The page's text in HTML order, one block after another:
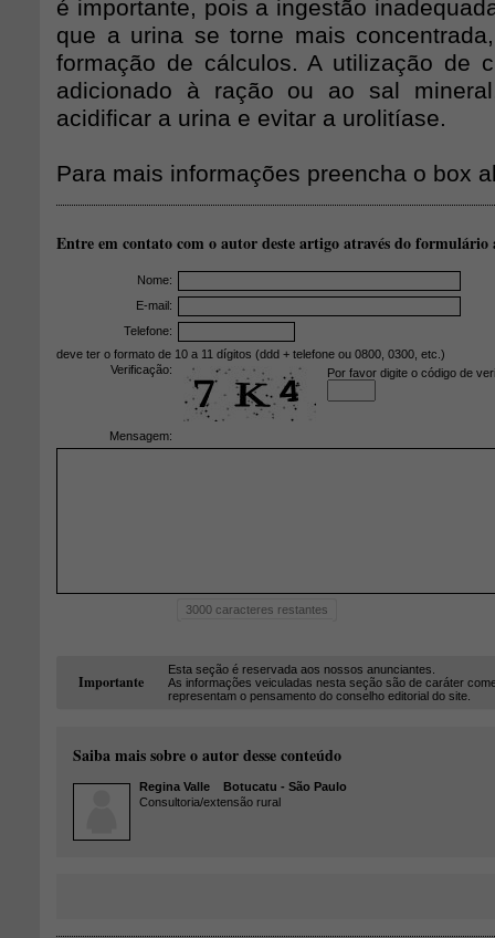
é importante, pois a ingestão
que a urina se torne mais
formação de cálculos. A utilização de
adicionado à ração ou ao sal
acidificar a urina e evitar a urolitíase.
Para mais informações preencha o box
Entre em contato com o autor deste artigo através do formulário
Nome:
E-mail:
Telefone:
deve ter o formato de 10 a 11 dígitos (ddd + telefone ou 0800, 0300, etc.)
Verificação:
Por favor digite o código de
Mensagem:
3000 caracteres restantes
Importante
Esta seção é reservada aos nossos anunciantes.
As informações veiculadas nesta seção são de caráter
representam o pensamento do conselho editorial do site.
Saiba mais sobre o autor desse conteúdo
Regina Valle Botucatu - São Paulo
Consultoria/extensão rural